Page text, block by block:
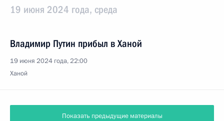
19 июня 2024 года, среда
Владимир Путин прибыл в Ханой
19 июня 2024 года, 22:00
Ханой
Показать предыдущие материалы